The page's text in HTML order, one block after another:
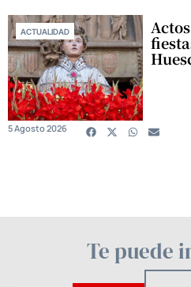
ACTUALIDAD
5 Agosto 2026
Te puede